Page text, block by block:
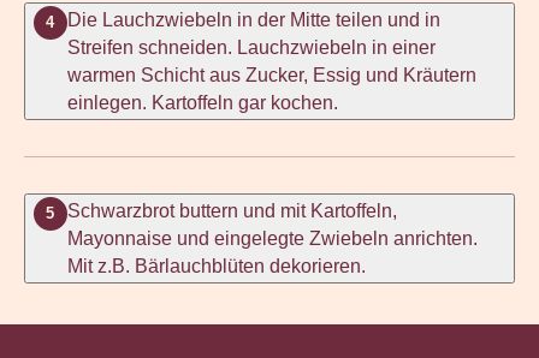
4
Die Lauchzwiebeln in der Mitte teilen und in
Streifen schneiden. Lauchzwiebeln in einer
warmen Schicht aus Zucker, Essig und Kräutern
einlegen. Kartoffeln gar kochen.
5
Schwarzbrot buttern und mit Kartoffeln,
Mayonnaise und eingelegte Zwiebeln anrichten.
Mit z.B. Bärlauchblüten dekorieren.